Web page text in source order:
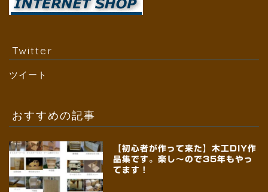
Twitter
ツイート
おすすめの記事
【初心者が作って来た】木工DIY作
品集です。楽し～ので35年もやっ
てます！